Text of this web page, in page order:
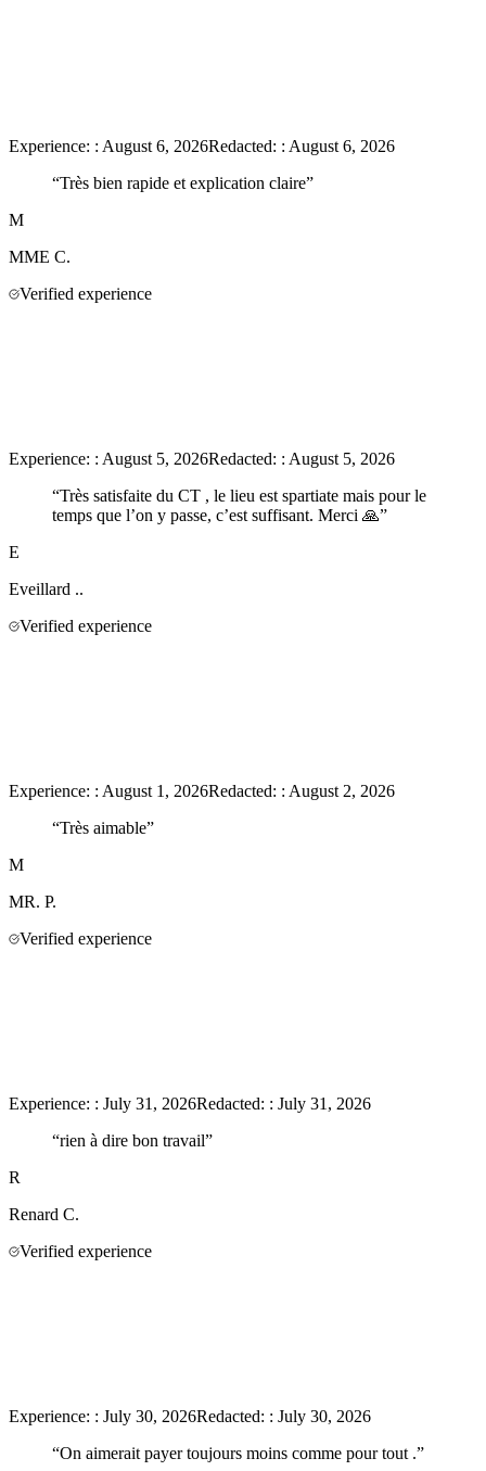
Experience: : August 6, 2026Redacted: : August 6, 2026
“Très bien rapide et explication claire”
M
MME C.
Verified experience
Experience: : August 5, 2026Redacted: : August 5, 2026
“Très satisfaite du CT , le lieu est spartiate mais pour le
temps que l’on y passe, c’est suffisant. Merci 🙏”
E
Eveillard ..
Verified experience
Experience: : August 1, 2026Redacted: : August 2, 2026
“Très aimable”
M
MR. P.
Verified experience
Experience: : July 31, 2026Redacted: : July 31, 2026
“rien à dire bon travail”
R
Renard C.
Verified experience
Experience: : July 30, 2026Redacted: : July 30, 2026
“On aimerait payer toujours moins comme pour tout .”